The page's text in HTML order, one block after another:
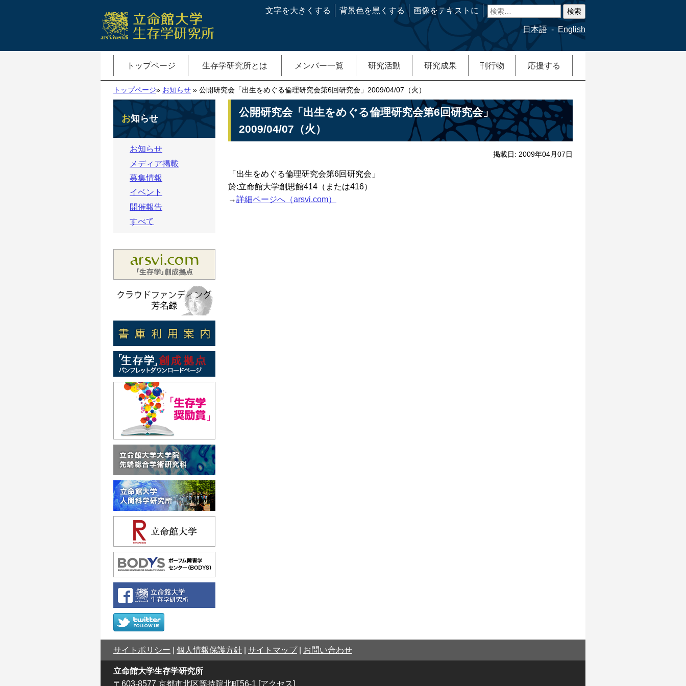
検
索:
文字を大きくする 背景色を黒くする 画像をテキストに
日本語 English
トップページ 生存学研究所とは メンバー一覧 研究活動 研究成果 刊行物 応援する
トップページ» お知らせ » 公開研究会「出生をめぐる倫理研究会第6回研究会」2009/04/07（火）
公開研究会「出生をめぐる倫理研究会第6回研究会」
2009/04/07（火）
掲載日: 2009年04月07日
「出生をめぐる倫理研究会第6回研究会」
於:立命館大学創思館414（または416）
→詳細ページへ（arsvi.com）
お知らせ
お知らせ
メディア掲載
募集情報
イベント
開催報告
すべて
サイトポリシー 個人情報保護方針 サイトマップ| お問い合わせ
立命館大学生存学研究所
〒603-8577 京都市北区等持院北町56-1 [アクセス]